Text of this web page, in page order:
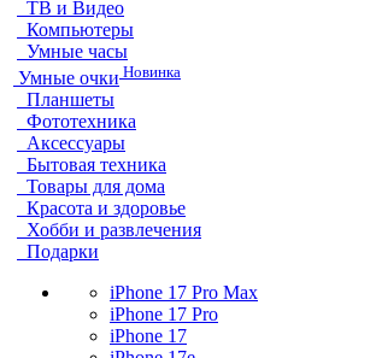
ТВ и Видео
Компьютеры
Умные часы
Умные очки Новинка
Планшеты
Фототехника
Аксессуары
Бытовая техника
Товары для дома
Красота и здоровье
Хобби и развлечения
Подарки
iPhone 17 Pro Max
iPhone 17 Pro
iPhone 17